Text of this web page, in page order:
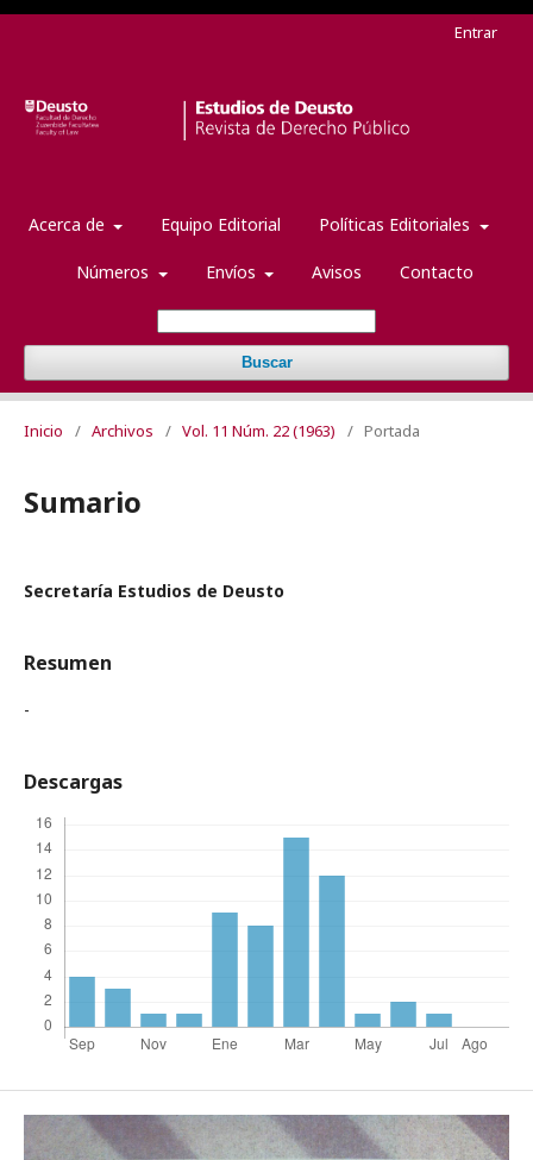
Acerca de Equipo Editorial Políticas Editoriales
Números Envíos Avisos Contacto
Buscar
Entrar
Inicio / Archivos / Vol. 11 Núm. 22 (1963) / Portada
Sumario
Secretaría Estudios de Deusto
Resumen
-
Descargas